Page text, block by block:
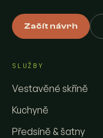
Začít návrh
SLUŽBY
Vestavěné skříně
Kuchyně
Předsíně & šatny